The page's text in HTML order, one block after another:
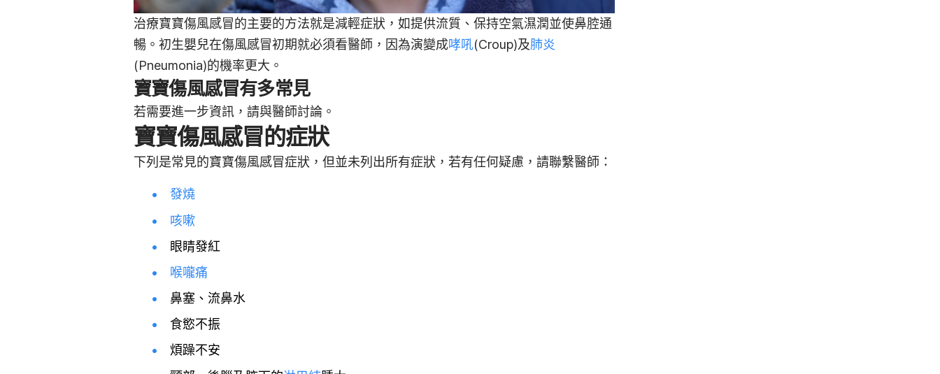
治療寶寶傷風感冒的主要的方法就是減輕症狀，如提供流質、保持空氣濕潤並使鼻腔通
暢。初生嬰兒在傷風感冒初期就必須看醫師，因為演變成哮吼(Croup)及肺炎
(Pneumonia)的機率更大。
寶寶傷風感冒有多常見
若需要進一步資訊，請與醫師討論。
寶寶傷風感冒的症狀
下列是常見的寶寶傷風感冒症狀，但並未列出所有症狀，若有任何疑慮，請聯繫醫師：
發燒
咳嗽
眼睛發紅
喉嚨痛
鼻塞、流鼻水
食慾不振
煩躁不安